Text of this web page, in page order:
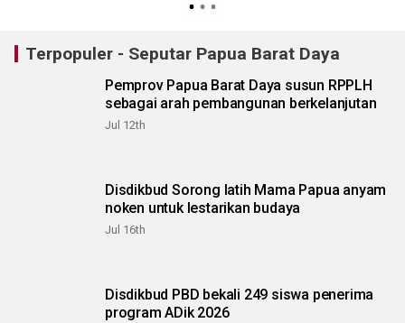
Terpopuler - Seputar Papua Barat Daya
Pemprov Papua Barat Daya susun RPPLH
sebagai arah pembangunan berkelanjutan
Jul 12th
Disdikbud Sorong latih Mama Papua anyam
noken untuk lestarikan budaya
Jul 16th
Disdikbud PBD bekali 249 siswa penerima
program ADik 2026